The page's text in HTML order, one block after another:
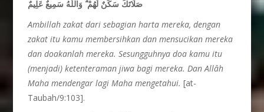
صَلَاتَكَ سَكَنٌ لَهُمْ ۗ وَاللَّهُ سَمِيعٌ عَلِيمٌ
Ambillah zakat dari sebagian harta mereka, dengan
zakat itu kamu membersihkan dan mensucikan mereka
dan doakanlah mereka. Sesungguhnya doa kamu itu
(menjadi) ketenteraman jiwa bagi mereka. Dan Allâh
Maha mendengar lagi Maha mengetahui. [at-
Taubah/9:103].